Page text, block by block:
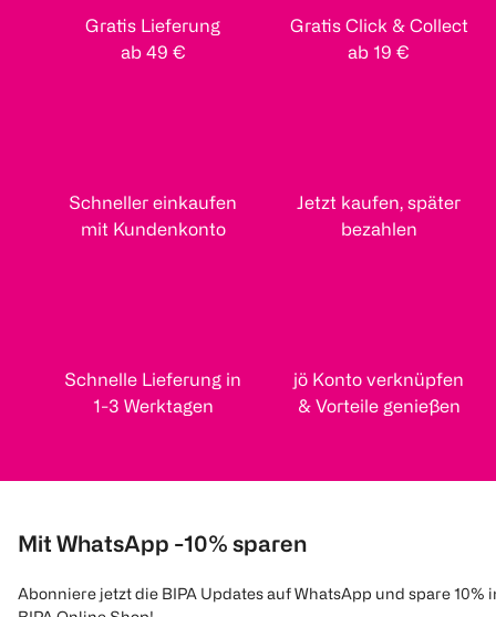
Gratis Lieferung
ab 49 €
Gratis Click & Collect
ab 19 €
Schneller einkaufen
mit Kundenkonto
Jetzt kaufen, später
bezahlen
Schnelle Lieferung in
1-3 Werktagen
jö Konto verknüpfen
& Vorteile genießen
Mit WhatsApp -10% sparen
Abonniere jetzt die BIPA Updates auf WhatsApp und spare 10%